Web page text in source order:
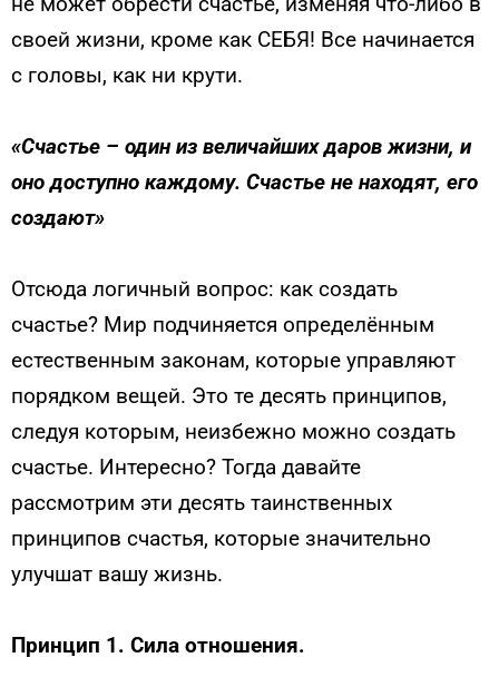
своей жизни, кроме как СЕБЯ! Все начинается
с головы, как ни крути.
«Счастье – один из величайших даров жизни, и
оно доступно каждому. Счастье не находят, его
создают»
Отсюда логичный вопрос: как создать
счастье? Мир подчиняется определённым
естественным законам, которые управляют
порядком вещей. Это те десять принципов,
следуя которым, неизбежно можно создать
счастье. Интересно? Тогда давайте
рассмотрим эти десять таинственных
принципов счастья, которые значительно
улучшат вашу жизнь.
Принцип 1. Сила отношения.